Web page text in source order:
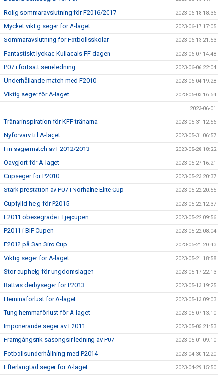
Rolig sommaravslutning för F2016/2017 2023-06-18 18:36
Mycket viktig seger för A-laget 2023-06-17 17:05
Sommaravslutning för Fotbollsskolan 2023-06-13 21:53
Fantastiskt lyckad Kulladals FF-dagen 2023-06-07 14:48
P07 i fortsatt serieledning 2023-06-06 22:04
Underhållande match med F2010 2023-06-04 19:28
Viktig seger för A-laget 2023-06-03 16:54
2023-06-01
Tränarinspiration för KFF-tränarna 2023-05-31 12:56
Nyförvärv till A-laget 2023-05-31 06:57
Fin segermatch av F2012/2013 2023-05-28 18:22
Oavgjort för A-laget 2023-05-27 16:21
Cupseger för P2010 2023-05-23 20:37
Stark prestation av P07 i Nörhalne Elite Cup 2023-05-22 20:55
Cupfylld helg för P2015 2023-05-22 12:37
F2011 obesegrade i Tjejcupen 2023-05-22 09:56
P2011 i BIF Cupen 2023-05-22 08:04
F2012 på San Siro Cup 2023-05-21 20:43
Viktig seger för A-laget 2023-05-21 18:58
Stor cuphelg för ungdomslagen 2023-05-17 22:13
Rättvis derbyseger för P2013 2023-05-13 19:25
Hemmaförlust för A-laget 2023-05-13 09:03
Tung hemmaförlust för A-laget 2023-05-07 13:10
Imponerande seger av F2011 2023-05-05 21:53
Framgångsrik säsongsinledning av P07 2023-05-01 09:10
Fotbollsunderhållning med P2014 2023-04-30 12:20
Efterlängtad seger för A-laget 2023-04-29 15:50